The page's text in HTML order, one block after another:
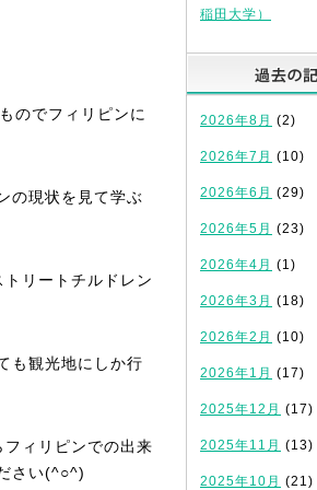
のでフィリピンに
の現状を見て学ぶ
リートチルドレン
も観光地にしか行
ィリピンでの出来
さい(^○^)
稲田大学）
2026年8月 (2)
2026年7月 (10)
2026年6月 (29)
2026年5月 (23)
2026年4月 (1)
2026年3月 (18)
2026年2月 (10)
2026年1月 (17)
2025年12月 (17)
2025年11月 (13)
2025年10月 (21)